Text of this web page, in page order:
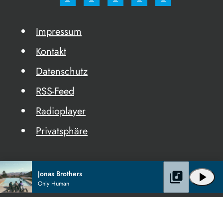
Impressum
Kontakt
Datenschutz
RSS-Feed
Radioplayer
Privatsphäre
Jonas Brothers
Only Human play_arrow
library_music